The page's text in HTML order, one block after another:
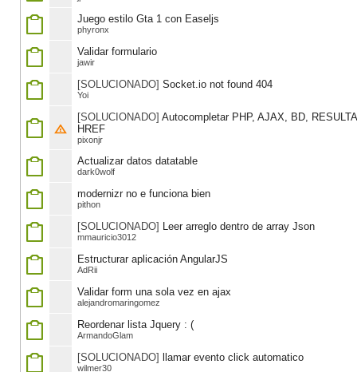
Juego estilo Gta 1 con Easeljs
phyronx
Validar formulario
jawir
[SOLUCIONADO] Socket.io not found 404
Yoi
[SOLUCIONADO] Autocompletar PHP, AJAX, BD,
HREF
pixonjr
Actualizar datos datatable
dark0wolf
modernizr no e funciona bien
pithon
[SOLUCIONADO] Leer arreglo dentro de array Json
mmauricio3012
Estructurar aplicación AngularJS
AdRii
Validar form una sola vez en ajax
alejandromaringomez
Reordenar lista Jquery : (
ArmandoGlam
[SOLUCIONADO] llamar evento click automatico
wilmer30